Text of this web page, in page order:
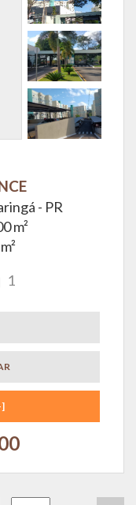
- PR
m²
1